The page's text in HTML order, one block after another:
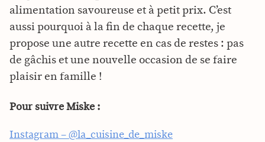
alimentation savoureuse et à petit prix. C’est
aussi pourquoi à la fin de chaque recette, je
propose une autre recette en cas de restes : pas
de gâchis et une nouvelle occasion de se faire
plaisir en famille !
Pour suivre Miske :
Instagram – @la_cuisine_de_miske